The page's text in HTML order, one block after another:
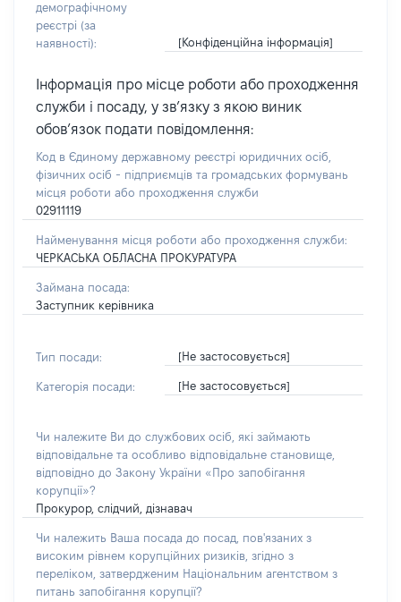
демографічному
реєстрі (за
наявності):
[Конфіденційна інформація]
Інформація про місце роботи або проходження
служби і посаду, у зв’язку з якою виник
обов’язок подати повідомлення:
Код в Єдиному державному реєстрі юридичних осіб,
фізичних осіб - підприємців та громадських формувань
місця роботи або проходження служби
02911119
Найменування місця роботи або проходження служби:
ЧЕРКАСЬКА ОБЛАСНА ПРОКУРАТУРА
Займана посада:
Заступник керівника
Тип посади: [Не застосовується]
Категорія посади: [Не застосовується]
Чи належите Ви до службових осіб, які займають
відповідальне та особливо відповідальне становище,
відповідно до Закону України «Про запобігання
корупції»?
Прокурор, слідчий, дізнавач
Чи належить Ваша посада до посад, пов'язаних з
високим рівнем корупційних ризиків, згідно з
переліком, затвердженим Національним агентством з
питань запобігання корупції?